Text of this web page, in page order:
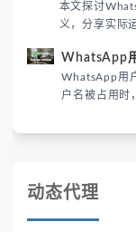
本文探讨
义，分享实际
已成为全球数
WhatsApp
WhatsApp用
户名被占用时
账号安全。
动态代理